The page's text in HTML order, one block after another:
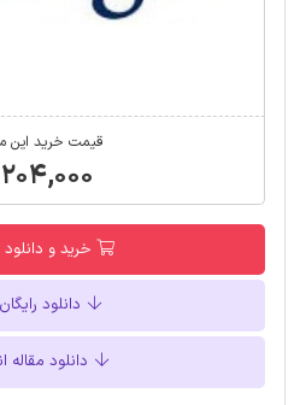
قیمت خرید
۲۰۴,۰۰۰
خرید و
دانلود
دانلود مقاله